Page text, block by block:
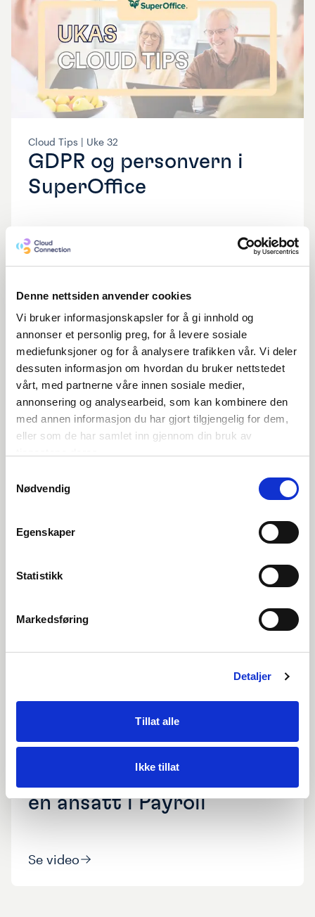
Denne nettsiden anvender cookies
Vi bruker informasjonskapsler for å gi innhold og
annonser et personlig preg, for å levere sosiale
mediefunksjoner og for å analysere trafikken vår. Vi deler
dessuten informasjon om hvordan du bruker nettstedet
vårt, med partnerne våre innen sosiale medier,
annonsering og analysearbeid, som kan kombinere den
med annen informasjon du har gjort tilgjengelig for dem,
eller som de har samlet inn gjennom din bruk av
Nødvendig
Egenskaper
Statistikk
Markedsføring
Detaljer
Tillat alle
Ikke tillat
Cloud Tips | Uke 32
GDPR og personvern i
SuperOffice
Se video
og fakturaer i Visma Net
Slik endrer du stilling på
en ansatt i Payroll
Se video